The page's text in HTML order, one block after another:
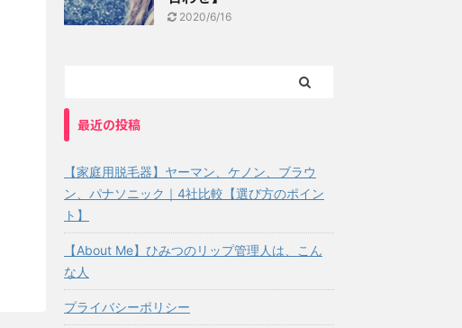
2020/6/16
最近の投稿
【家庭用脱毛器】ヤーマン、ケノン、ブラウ
ン、パナソニック｜4社比較【選び方のポイン
ト】
【About Me】ひみつのリップ管理人は、こん
な人
プライバシーポリシー